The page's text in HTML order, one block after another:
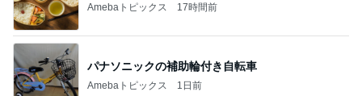
Amebaトピックス 17時間前
パナソニックの補助輪付き自転車
Amebaトピックス 1日前